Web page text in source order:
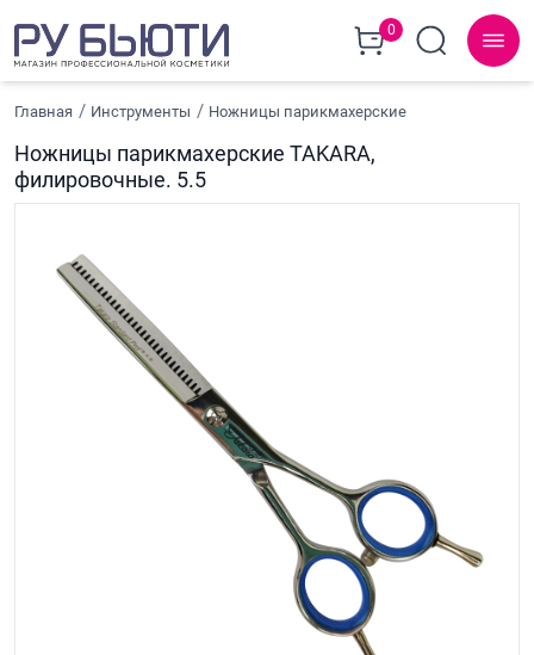
0
Главная Инструменты Ножницы парикмахерские
Ножницы парикмахерские TAKARA,
филировочные. 5.5